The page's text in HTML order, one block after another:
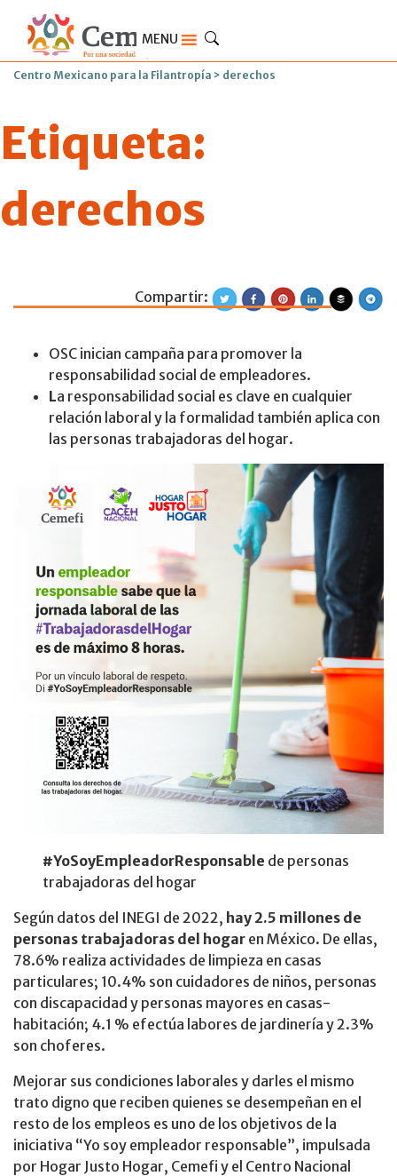
MENU
Centro Mexicano para la Filantropía > derechos
Etiqueta:
derechos
La
Compartir:
OSC inician campaña para promover la
responsabilidad social de empleadores.
La responsabilidad social es clave en cualquier
relación laboral y la formalidad también aplica con
las personas trabajadoras del hogar.
#YoSoyEmpleadorResponsable de personas
trabajadoras del hogar
Según datos del INEGI de 2022, hay 2.5 millones de
personas trabajadoras del hogar en México. De ellas,
78.6% realiza actividades de limpieza en casas
particulares; 10.4% son cuidadores de niños, personas
con discapacidad y personas mayores en casas-
habitación; 4.1 % efectúa labores de jardinería y 2.3%
son choferes.
Mejorar sus condiciones laborales y darles el mismo
trato digno que reciben quienes se desempeñan en el
resto de los empleos es uno de los objetivos de la
iniciativa “Yo soy empleador responsable”, impulsada
por Hogar Justo Hogar, Cemefi y el Centro Nacional